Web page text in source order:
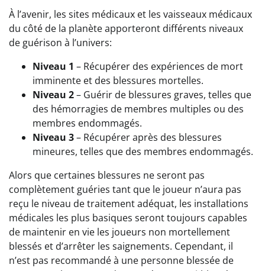
À l’avenir, les sites médicaux et les vaisseaux médicaux
du côté de la planète apporteront différents niveaux
de guérison à l’univers:
Niveau 1 – Récupérer des expériences de mort
imminente et des blessures mortelles.
Niveau 2– Guérir de blessures graves, telles que
des hémorragies de membres multiples ou des
membres endommagés.
Niveau 3– Récupérer après des blessures
mineures, telles que des membres endommagés.
Alors que certaines blessures ne seront pas
complètement guéries tant que le joueur n’aura pas
reçu le niveau de traitement adéquat, les installations
médicales les plus basiques seront toujours capables
de maintenir en vie les joueurs non mortellement
blessés et d’arrêter les saignements. Cependant, il
n’est pas recommandé à une personne blessée de